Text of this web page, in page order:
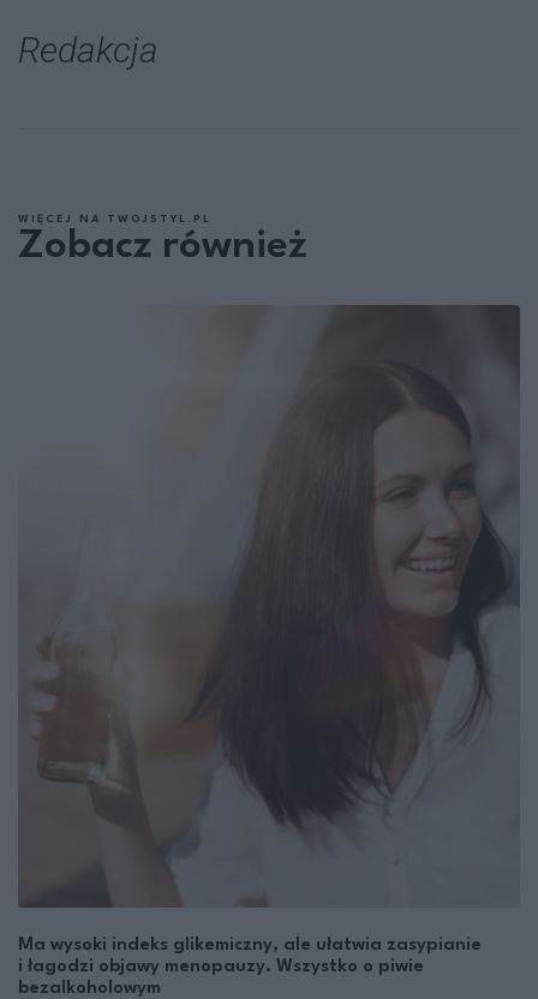
Redakcja
WIĘCEJ NA TWOJSTYL.PL
Zobacz również
Ma wysoki indeks glikemiczny, ale ułatwia zasypianie
i łagodzi objawy menopauzy. Wszystko o piwie
bezalkoholowym